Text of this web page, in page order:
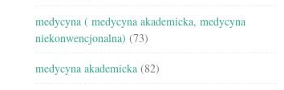
medycyna ( medycyna akademicka, medycyna
niekonwencjonalna) (73)
medycyna akademicka (82)